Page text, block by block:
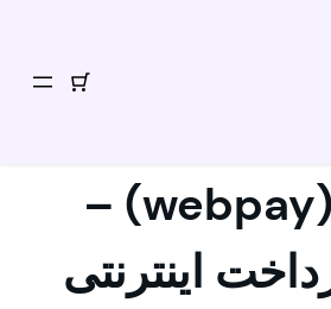
وب‌پی(webpay) –
اینترنتی